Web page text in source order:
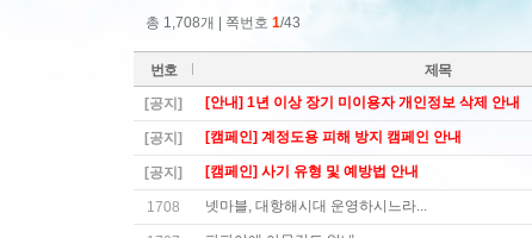
총 1,708개 | 쪽번호 1/43
번호 제목
[공지]
[안내] 1년 이상 장기 미이용자 개인정보 삭제 안내
[공지] [캠페인] 계정도용 피해 방지 캠페인 안내
[공지] [캠페인] 사기 유형 및 예방법 안내
1708 넷마블, 대항해시대 운영하시느라...